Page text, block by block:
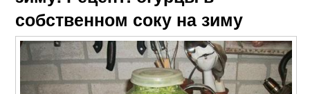
собственном соку на зиму